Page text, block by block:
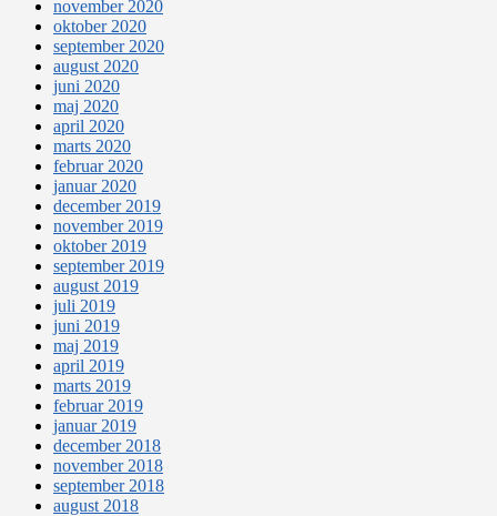
november 2020
oktober 2020
september 2020
august 2020
juni 2020
maj 2020
april 2020
marts 2020
februar 2020
januar 2020
december 2019
november 2019
oktober 2019
september 2019
august 2019
juli 2019
juni 2019
maj 2019
april 2019
marts 2019
februar 2019
januar 2019
december 2018
november 2018
september 2018
august 2018